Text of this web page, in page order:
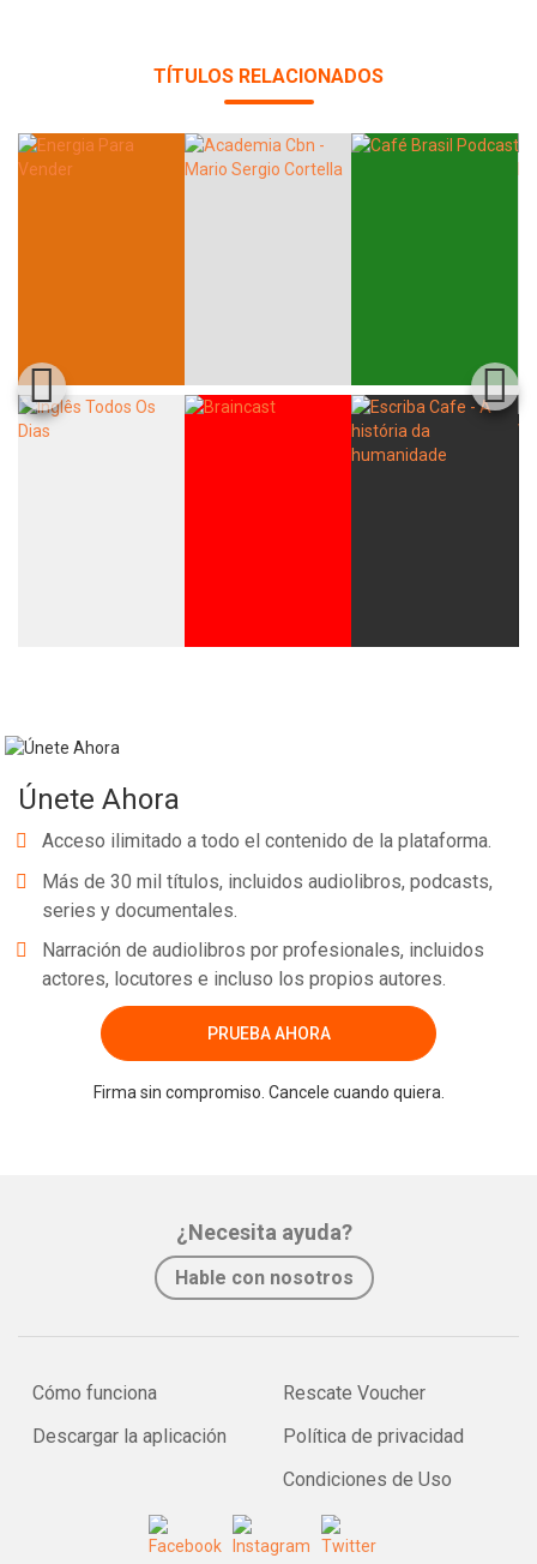
TÍTULOS RELACIONADOS
Únete Ahora
Acceso ilimitado a todo el contenido de la plataforma.
Más de 30 mil títulos, incluidos audiolibros, podcasts,
series y documentales.
Narración de audiolibros por profesionales, incluidos
actores, locutores e incluso los propios autores.
PRUEBA AHORA
Firma sin compromiso. Cancele cuando quiera.
¿Necesita ayuda?
Hable con nosotros
Cómo funciona
Descargar la aplicación
Rescate Voucher
Política de privacidad
Condiciones de Uso